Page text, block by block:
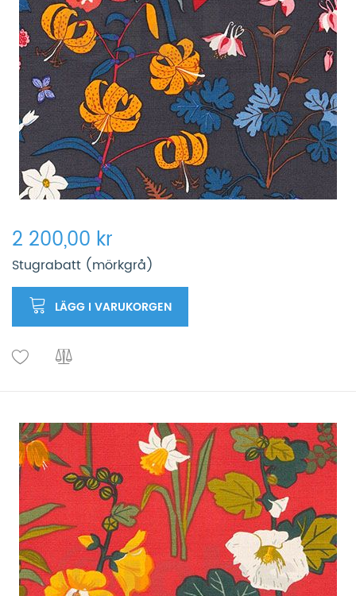
2 200,00 kr
Stugrabatt (mörkgrå)
LÄGG I VARUKORGEN